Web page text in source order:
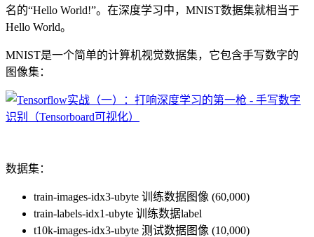
名的“Hello World!”。在深度学习中，MNIST数据集就相当于
Hello World。
MNIST是一个简单的计算机视觉数据集，它包含手写数字的
图像集：
数据集：
train-images-idx3-ubyte 训练数据图像 (60,000)
train-labels-idx1-ubyte 训练数据label
t10k-images-idx3-ubyte 测试数据图像 (10,000)